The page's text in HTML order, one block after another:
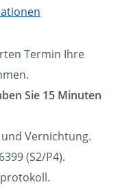
Termin Ihre
Sie 15 Minuten
Vernichtung.
(S2/P4).